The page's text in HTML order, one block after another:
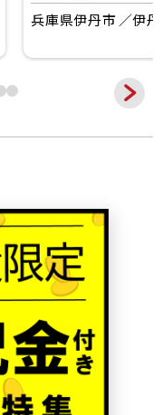
兵庫県伊丹市 伊丹(ＪＲ